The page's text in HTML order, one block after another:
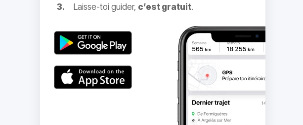
Laisse-toi guider, c’est gratuit.